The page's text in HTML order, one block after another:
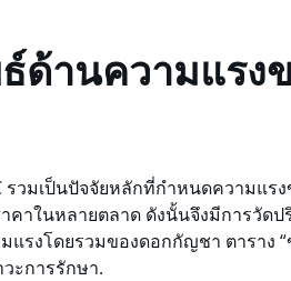
ด้านความแรง
รวมเป็นปัจจัยหลักที่กำหนดความแร
คาในหลายตลาด ดังนั้นจึงมีการวัดป
แรงโดยรวมของดอกกัญชา ตาราง
ะการรักษา.